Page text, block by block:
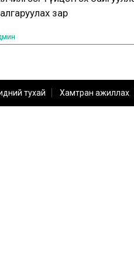
зар
тухай Хамтран ажиллах